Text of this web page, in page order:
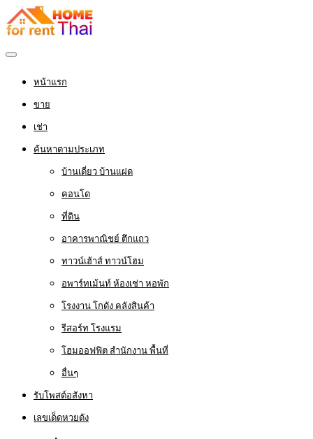
หน้าแรก
ขาย
เช่า
ค้นหาตามประเภท
บ้านเดี่ยว บ้านแฝด
คอนโด
ที่ดิน
อาคารพาณิชย์ ตึกแถว
ทาวน์เฮ้าส์ ทาวน์โฮม
อพาร์ทเม้นท์ ห้องเช่า หอพัก
โรงงาน โกดัง คลังสินค้า
รีสอร์ท โรงแรม
โฮมออฟฟิต สำนักงาน พื้นที่
อื่นๆ
รับโพสต์อสังหา
เลขเด็ดหวยดัง